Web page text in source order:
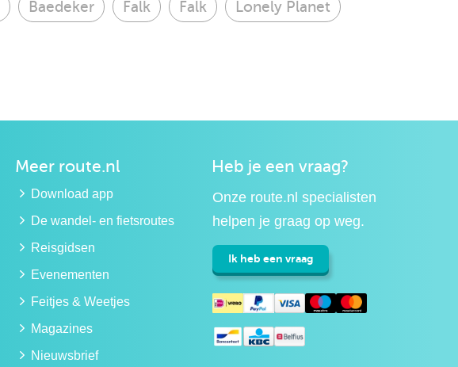
Baedeker Falk Falk Lonely Planet
Meer route.nl
Download app
De wandel- en fietsroutes
Reisgidsen
Evenementen
Feitjes & Weetjes
Magazines
Nieuwsbrief
Heb je een vraag?
Onze route.nl specialisten
helpen je graag op weg.
Ik heb een vraag